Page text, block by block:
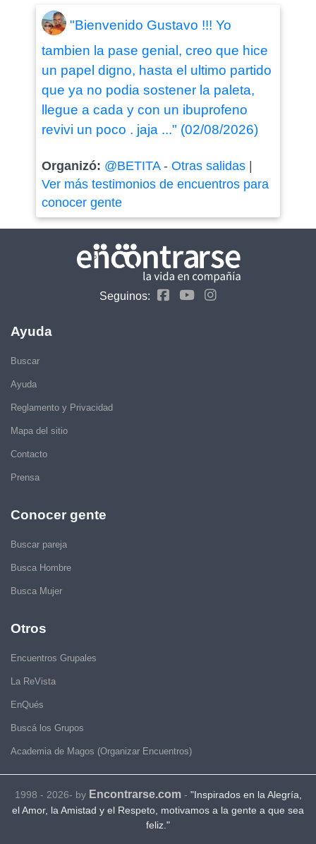
"Bienvenido Gustavo !!! Yo
tambien la pase genial, creo que hice
un papel digno, hasta el ultimo partido
que ya no podia sostener la paleta,
llegue a cada y con un ibuprofeno
revivi un poco . jaja ..." (02/08/2026)
Organizó: @BETITA- Otras salidas|
Ver más testimonios de encuentros para
conocer gente
Seguinos:
Ayuda
Buscar
Ayuda
Reglamento y Privacidad
Mapa del sitio
Contacto
Prensa
Conocer gente
Buscar pareja
Busca Hombre
Busca Mujer
Otros
Encuentros Grupales
La ReVista
EnQués
Buscá los Grupos
Academia de Magos (Organizar Encuentros)
1998 - 2026- by Encontrarse.com- "Inspirados en la Alegría,
el Amor, la Amistad y el Respeto, motivamos a la gente a que sea
feliz."